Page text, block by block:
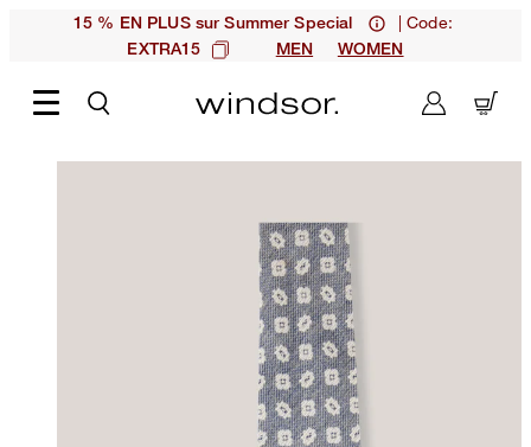
15 % EN PLUS sur Summer Special | Code:
EXTRA15 MEN WOMEN